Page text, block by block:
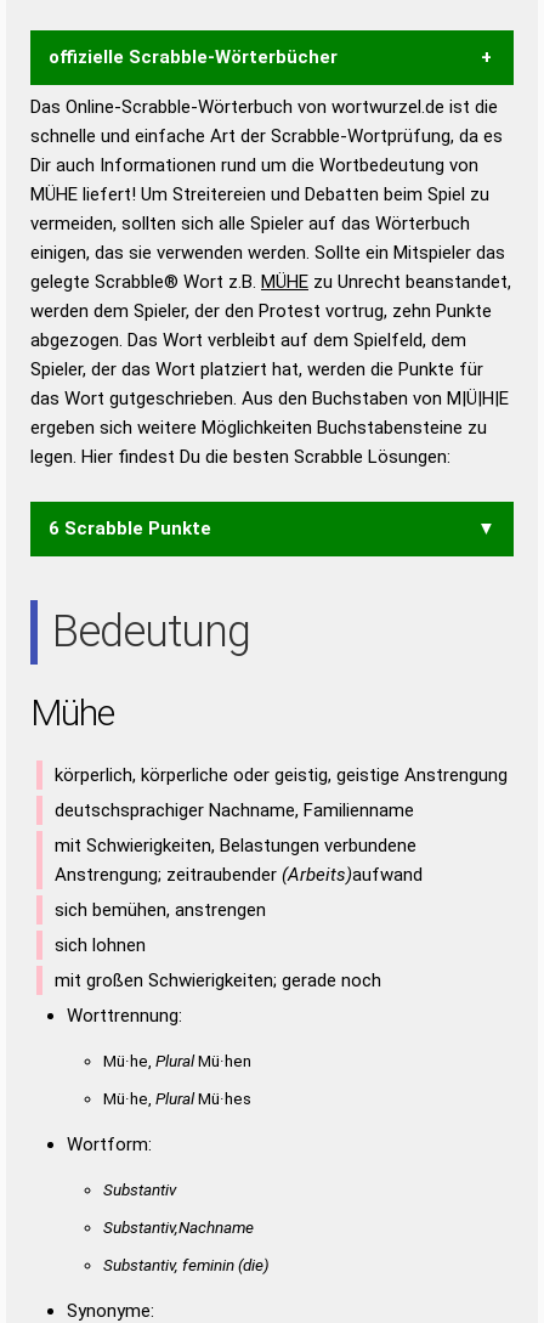
offizielle Scrabble-Wörterbücher
Wortwurzel liefert mit Hilfe eines semantischen
Wortanalyse-Algorithmus gute Anhaltspunkte zu
Wortbedeutung, Worttrennung und Wortform, um die
Gültigkeit eines Wortes für das Scrabble-Spiel zu
bestimmen!
zugelassene Turnier Scrabble-
Wörterbücher sind:
Duden – Standardwerk in 12 Bänden
Duden – Richtiges und gutes
Deutsch
Duden – Die deutsche Grammatik
Duden – Deutsches
Universalwörterbuch
Das Online-Scrabble-Wörterbuch von wortwurzel.de ist die
schnelle und einfache Art der Scrabble-Wortprüfung, da es
Dir auch Informationen rund um die Wortbedeutung von
MÜHE liefert! Um Streitereien und Debatten beim Spiel zu
vermeiden, sollten sich alle Spieler auf das Wörterbuch
einigen, das sie verwenden werden. Sollte ein Mitspieler das
gelegte Scrabble® Wort z.B. MÜHE zu Unrecht beanstandet,
werden dem Spieler, der den Protest vortrug, zehn Punkte
abgezogen. Das Wort verbleibt auf dem Spielfeld, dem
Spieler, der das Wort platziert hat, werden die Punkte für
das Wort gutgeschrieben. Aus den Buchstaben von M|Ü|H|E
ergeben sich weitere Möglichkeiten Buchstabensteine zu
legen. Hier findest Du die besten Scrabble Lösungen:
6 Scrabble Punkte
Bedeutung
Mühe
körperlich, körperliche oder geistig, geistige Anstrengung
deutschsprachiger Nachname, Familienname
mit Schwierigkeiten, Belastungen verbundene
Anstrengung; zeitraubender (Arbeits)aufwand
sich bemühen, anstrengen
sich lohnen
mit großen Schwierigkeiten; gerade noch
Worttrennung:
Mü·he, PluralMü·hen
Mü·he, PluralMü·hes
Wortform:
Substantiv
Substantiv,Nachname
Substantiv, feminin(die)
Synonyme: